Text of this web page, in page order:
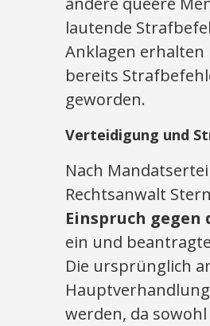
lautende
Anklagen erhalten
bereits
geworden.
Verteidigung und
Nach
Rechtsanwalt
Einspruch
ein und
Die ursprünglich
werden, da